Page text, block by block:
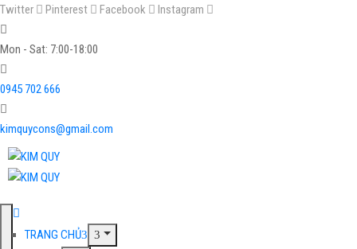
Twitter Pinterest Facebook Instagram
Mon - Sat: 7:00-18:00
0945 702 666
kimquycons@gmail.com
TRANG CHỦ